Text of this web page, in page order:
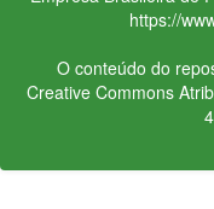
https://
O conteúdo do
Creative Commons